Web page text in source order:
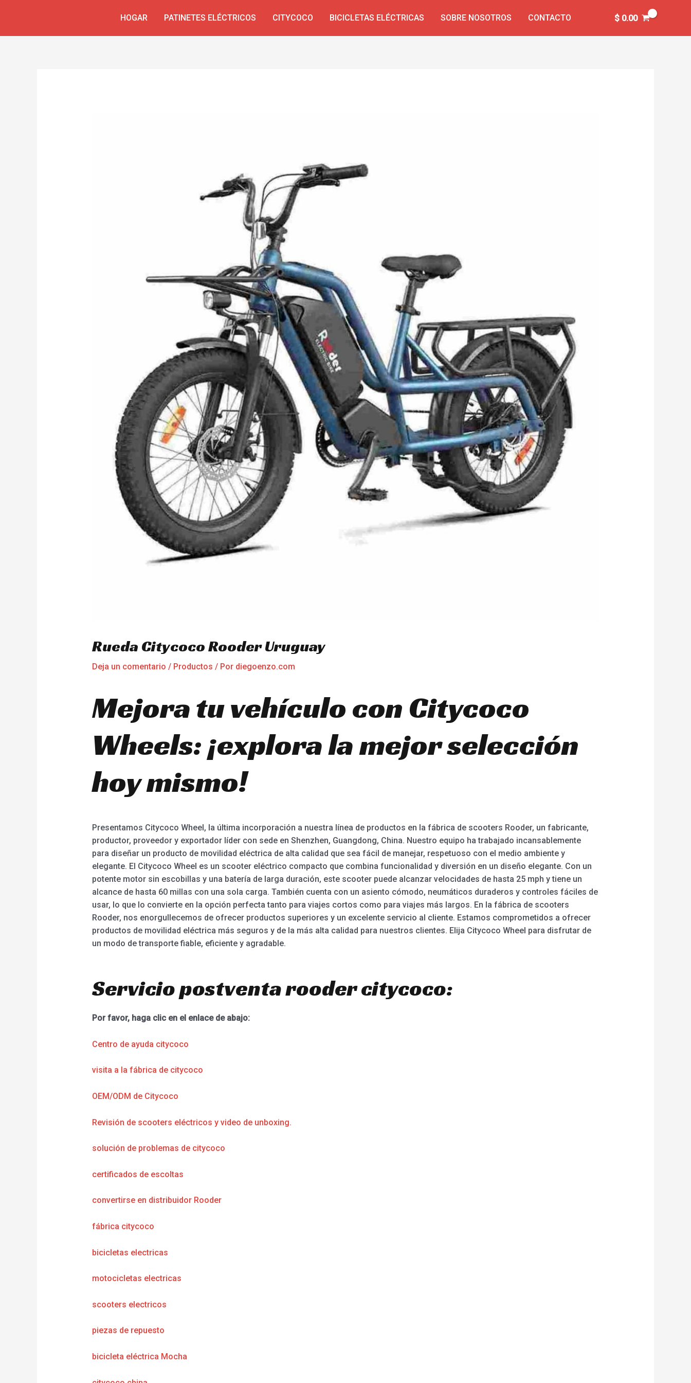
HOGAR PATINETES ELÉCTRICOS CITYCOCO BICICLETAS ELÉCTRICAS SOBRE NOSOTROS CONTACTO $0.00
Rueda Citycoco Rooder Uruguay
Deja un comentario / Productos / Por diegoenzo.com
Mejora tu vehículo con Citycoco
Wheels: ¡explora la mejor selección
hoy mismo!
Presentamos Citycoco Wheel, la última incorporación a nuestra línea de productos en la fábrica de scooters Rooder, un fabricante,
productor, proveedor y exportador líder con sede en Shenzhen, Guangdong, China. Nuestro equipo ha trabajado incansablemente
para diseñar un producto de movilidad eléctrica de alta calidad que sea fácil de manejar, respetuoso con el medio ambiente y
elegante. El Citycoco Wheel es un scooter eléctrico compacto que combina funcionalidad y diversión en un diseño elegante. Con un
potente motor sin escobillas y una batería de larga duración, este scooter puede alcanzar velocidades de hasta 25 mph y tiene un
alcance de hasta 60 millas con una sola carga. También cuenta con un asiento cómodo, neumáticos duraderos y controles fáciles de
usar, lo que lo convierte en la opción perfecta tanto para viajes cortos como para viajes más largos. En la fábrica de scooters
Rooder, nos enorgullecemos de ofrecer productos superiores y un excelente servicio al cliente. Estamos comprometidos a ofrecer
productos de movilidad eléctrica más seguros y de la más alta calidad para nuestros clientes. Elija Citycoco Wheel para disfrutar de
un modo de transporte fiable, eficiente y agradable.
Servicio postventa rooder citycoco:
Por favor, haga clic en el enlace de abajo:
Centro de ayuda citycoco
visita a la fábrica de citycoco
OEM/ODM de Citycoco
Revisión de scooters eléctricos y video de unboxing.
solución de problemas de citycoco
certificados de escoltas
convertirse en distribuidor Rooder
fábrica citycoco
bicicletas electricas
motocicletas electricas
scooters electricos
piezas de repuesto
bicicleta eléctrica Mocha